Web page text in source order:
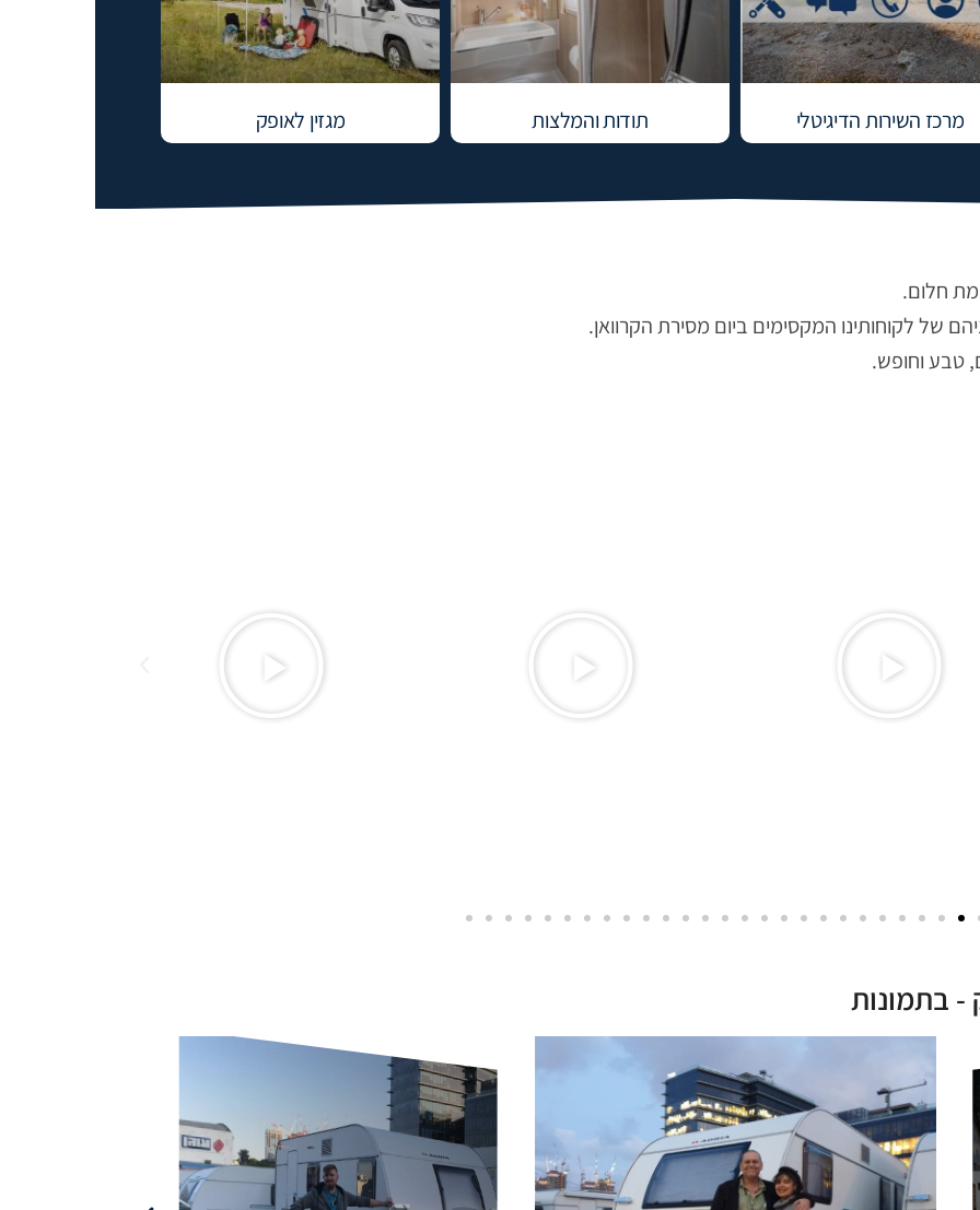
מרכז השירות הדיגיטלי תודות והמלצות מגזין לאופק
חלום.
של לקוחותינו המקסימים ביום מסירת הקרוואן.
טבע וחופש.
- בתמונות